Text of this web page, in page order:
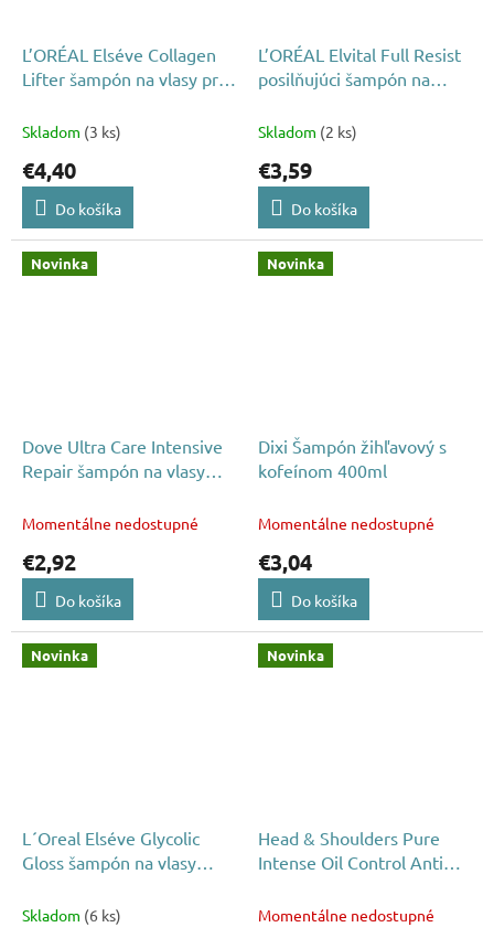
L’ORÉAL Elséve Collagen
Lifter šampón na vlasy pre
Skladom (3 ks)
€4,40
Do košíka
L’ORÉAL Elvital Full Resist
posilňujúci šampón na
Skladom (2 ks)
€3,59
Do košíka
Novinka
Dove Ultra Care Intensive
Repair šampón na vlasy
Momentálne nedostupné
€2,92
Do košíka
Novinka
Dixi Šampón žihľavový s
kofeínom 400ml
Momentálne nedostupné
€3,04
Do košíka
Novinka
L´Oreal Elséve Glycolic
Gloss šampón na vlasy
Skladom (6 ks)
Novinka
Head & Shoulders Pure
Intense Oil Control Anti
Momentálne nedostupné